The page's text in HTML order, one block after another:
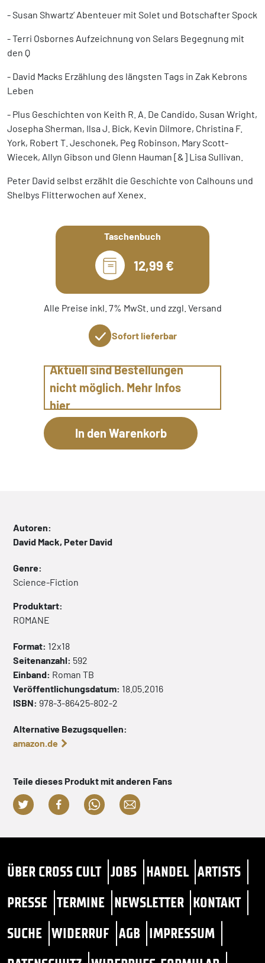
- Susan Shwartz’ Abenteuer mit Solet und Botschafter Spock
- Terri Osbornes Aufzeichnung von Selars Begegnung mit
den Q
- David Macks Erzählung des längsten Tags in Zak Kebrons
Leben
- Plus Geschichten von Keith R. A. De Candido, Susan Wright,
Josepha Sherman, Ilsa J. Bick, Kevin Dilmore, Christina F.
York, Robert T. Jeschonek, Peg Robinson, Mary Scott-
Wiecek, Allyn Gibson und Glenn Hauman [&] Lisa Sullivan.
Peter David selbst erzählt die Geschichte von Calhouns und
Shelbys Flitterwochen auf Xenex.
Taschenbuch
12,99 €
Alle Preise inkl. 7% MwSt. und zzgl. Versand
Sofort lieferbar
Aktuell sind Bestellungen
nicht möglich. Mehr Infos
hier
Autoren:
David Mack, Peter David
Genre:
Science-Fiction
Produktart:
ROMANE
Format: 12x18
Seitenanzahl: 592
Einband: Roman TB
Veröffentlichungsdatum: 18.05.2016
ISBN: 978-3-86425-802-2
Alternative Bezugsquellen:
amazon.de
Teile dieses Produkt mit anderen Fans
ÜBER CROSS CULT JOBS HANDEL ARTISTS
PRESSE TERMINE NEWSLETTER KONTAKT
SUCHE WIDERRUF AGB IMPRESSUM